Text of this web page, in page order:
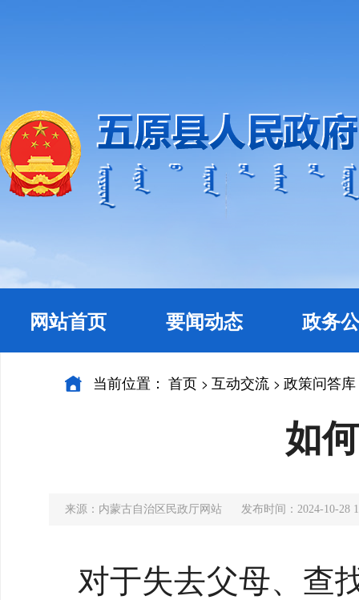
网站首页 要闻动态 政务
当前位置： 首页 > 互动交流 > 政策问答库
如
来源：内蒙古自治区民政厅网站 发布时间：2024-10-28
对于失去父母、查